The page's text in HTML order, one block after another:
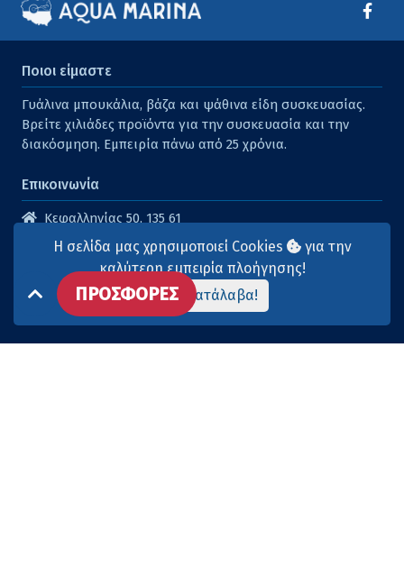
Ποιοι είμαστε
Γυάλινα μπουκάλια, βάζα και ψάθινα είδη συσκευασίας.
Βρείτε χιλιάδες προϊόντα για την συσκευασία και την
διακόσμηση. Εμπειρία πάνω από 25 χρόνια.
Επικοινωνία
Κεφαλληνίας 50, 135 61
Άγιοι Ανάργυροι
210 2614316
210 2615904
info@aqua-marina.gr
ΠΡΟΣΦΟΡΕΣ
Η σελίδα μας χρησιμοποιεί Cookies
για την
καλύτερη εμπειρία πλοήγησης!
Το κατάλαβα!